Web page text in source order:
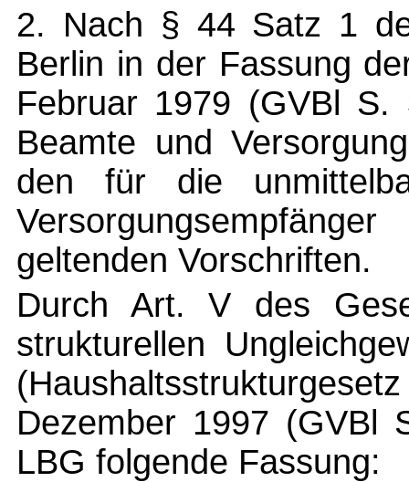
2. Nach § 44 Satz 1
Berlin in der Fassung
Februar 1979 (GVBl
Beamte und
den für die
geltenden Vorschriften.
Durch Art. V des
strukturellen
Dezember 1997
LBG folgende Fassung: